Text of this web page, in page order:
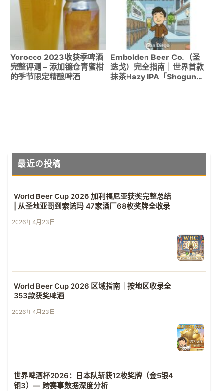
Yorocco 2023收获季啤酒
完整评测 – 添加镰仓青蜜柑
的季节限定精酿啤酒
Embolden Beer Co.（圣
迭戈）完全指南｜世界首款
抹茶Hazy IPA「Shogun」
最近の投稿
World Beer Cup 2026 加利福尼亚获奖完整总结
| 从圣地亚哥到索诺玛 47家酒厂68枚奖牌全收录
2026年4月23日
World Beer Cup 2026 区域指南｜按地区收录全
353款获奖啤酒
2026年4月23日
世界啤酒杯2026：日本队斩获12枚奖牌（金5银4
铜3）— 跨赛事数据深度分析